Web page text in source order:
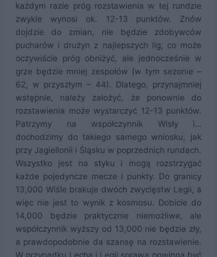
każdym razie próg rozstawienia w tej rundzie
zwykle wynosi ok. 12-13 punktów. Znów
dojdzie do zmian, nie będzie zdobywców
pucharów i drużyn z najlepszych lig, co może
oczywiście próg obniżyć, ale jednocześnie w
grze będzie mniej zespołów (w tym sezonie –
62, w przyszłym – 44). Dlatego, przynajmniej
wstępnie, należy założyć, że ponownie do
rozstawienia może wystarczyć 12-13 punktów.
Patrzymy na współczynnik Wisły i…
dochodzimy do takiego samego wniosku, jak
przy Jagiellonii i Śląsku w poprzednich rundach.
Wszystko jest na styku i mogą rozstrzygać
każde pojedyncze mecze i punkty. Do granicy
13,000 Wiśle brakuje dwóch zwycięstw Legii, a
więc nie jest to wynik z kosmosu. Dobicie do
14,000 będzie praktycznie niemożliwe, ale
współczynnik wyższy od 13,000 nie będzie zły,
a prawdopodobnie da szansę na rozstawienie.
W przypadku Lecha i Legii sprawa powinna być